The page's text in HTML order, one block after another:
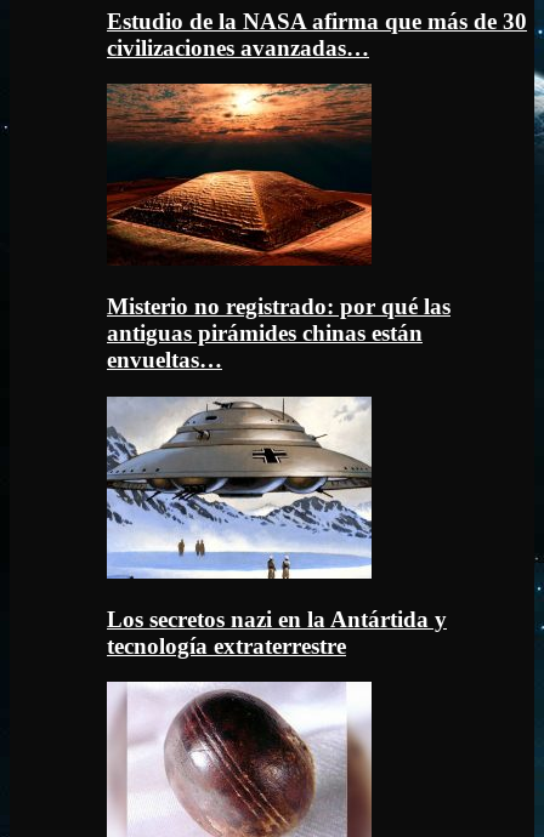
Estudio de la NASA afirma que más de 30
civilizaciones avanzadas…
Misterio no registrado: por qué las
antiguas pirámides chinas están
envueltas…
Los secretos nazi en la Antártida y
tecnología extraterrestre